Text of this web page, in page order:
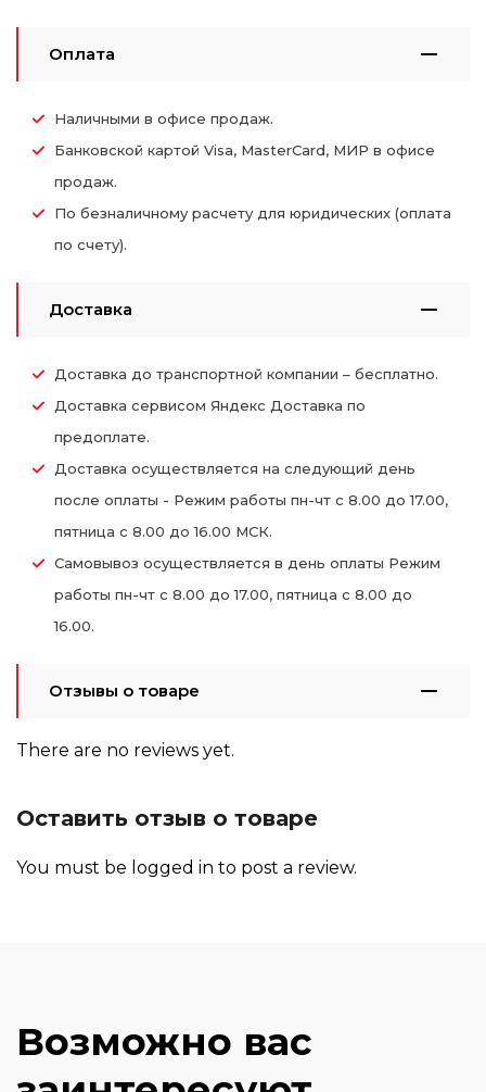
Оплата
Наличными в офисе продаж.
Банковской картой Visa, MasterCard, МИР в офисе
продаж.
По безналичному расчету для юридических (оплата
по счету).
Доставка
Доставка до транспортной компании – бесплатно.
Доставка сервисом Яндекс Доставка по
предоплате.
Доставка осуществляется на следующий день
после оплаты - Режим работы пн-чт с 8.00 до 17.00,
пятница с 8.00 до 16.00 МСК.
Самовывоз осуществляется в день оплаты Режим
работы пн-чт с 8.00 до 17.00, пятница с 8.00 до
16.00.
Отзывы о товаре
There are no reviews yet.
Оставить отзыв о товаре
You must be logged in to post a review.
Возможно вас